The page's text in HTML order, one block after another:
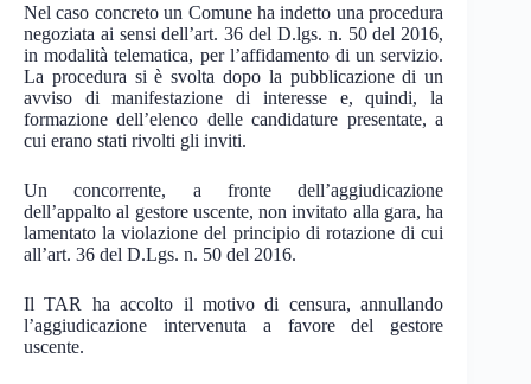
Nel caso concreto un Comune ha indetto una procedura
negoziata ai sensi dell’art. 36 del D.lgs. n. 50 del 2016,
in modalità telematica, per l’affidamento di un servizio.
La procedura si è svolta dopo la pubblicazione di un
avviso di manifestazione di interesse e, quindi, la
formazione dell’elenco delle candidature presentate, a
cui erano stati rivolti gli inviti.
Un concorrente, a fronte dell’aggiudicazione
dell’appalto al gestore uscente, non invitato alla gara, ha
lamentato la violazione del principio di rotazione di cui
all’art. 36 del D.Lgs. n. 50 del 2016.
Il TAR ha accolto il motivo di censura, annullando
l’aggiudicazione intervenuta a favore del gestore
uscente.